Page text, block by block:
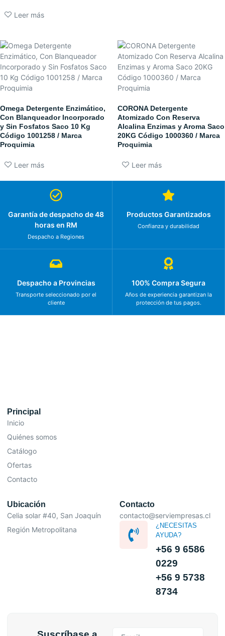
Leer más
Omega Detergente Enzimático,
Con Blanqueador Incorporado
y Sin Fosfatos Saco 10 Kg
Código 1001258 / Marca
Proquimia
Leer más
CORONA Detergente
Atomizado Con Reserva
Alcalina Enzimas y Aroma Saco
20KG Código 1000360 / Marca
Proquimia
Leer más
Garantía de despacho de 48
horas en RM
Despacho a Regiones
Productos Garantizados
Confianza y durabilidad
Despacho a Provincias
Transporte seleccionado por el
cliente
100% Compra Segura
Años de experiencia garantizan la
protección de tus pagos.
Principal
Inicio
Quiénes somos
Catálogo
Ofertas
Contacto
Ubicación
Celia solar #40, San Joaquín
Región Metropolitana
Contacto
contacto@serviempresas.cl
¿NECESITAS
AYUDA?
+56 9 6586
0229
+56 9 5738
8734